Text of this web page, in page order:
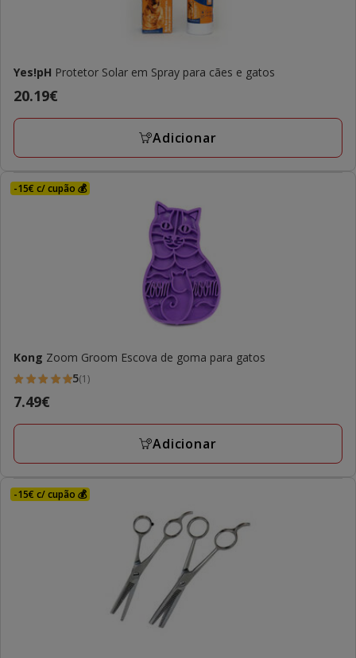
Yes!pH Protetor Solar em Spray para cães e gatos
Preço
20.19€
20.19€
Adicionar
-15€ c/ cupão 💰
Kong Zoom Groom Escova de goma para gatos
5
estrelas
com
avaliações
5(1)
Preço
7.49€
7.49€
Adicionar
-15€ c/ cupão 💰